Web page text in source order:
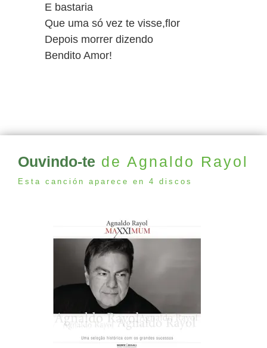
E bastaria
Que uma só vez te visse,flor
Depois morrer dizendo
Bendito Amor!
Ouvindo-te de Agnaldo Rayol
Esta canción aparece en 4 discos